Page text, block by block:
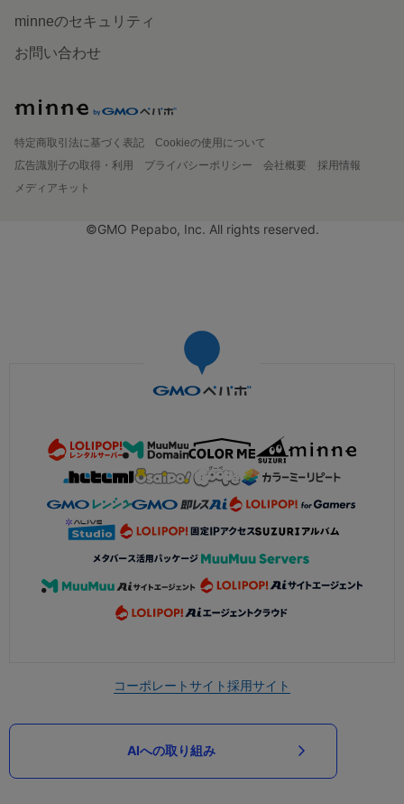
minneのセキュリティ
お問い合わせ
特定商取引法に基づく表記
Cookieの使用について
広告識別子の取得・利用
プライバシーポリシー 会社概要
採用情報
メディアキット
©GMO Pepabo, Inc. All rights reserved.
コーポレートサイト採用サイト
AIへの取り組み